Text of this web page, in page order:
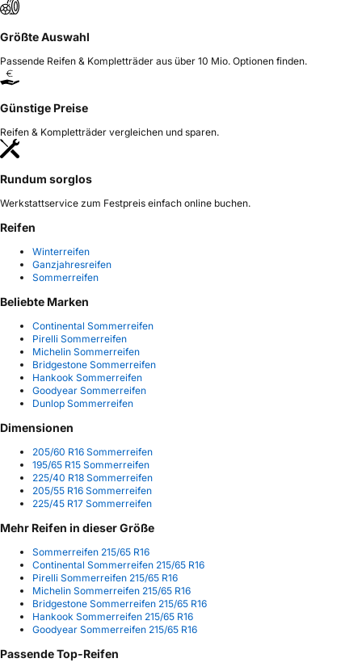
Größte Auswahl
Passende Reifen & Kompletträder aus über 10 Mio. Optionen finden.
Günstige Preise
Reifen & Kompletträder vergleichen und sparen.
Rundum sorglos
Werkstattservice zum Festpreis einfach online buchen.
Reifen
Winterreifen
Ganzjahresreifen
Sommerreifen
Beliebte Marken
Continental Sommerreifen
Pirelli Sommerreifen
Michelin Sommerreifen
Bridgestone Sommerreifen
Hankook Sommerreifen
Goodyear Sommerreifen
Dunlop Sommerreifen
Dimensionen
205/60 R16 Sommerreifen
195/65 R15 Sommerreifen
225/40 R18 Sommerreifen
205/55 R16 Sommerreifen
225/45 R17 Sommerreifen
Mehr Reifen in dieser Größe
Sommerreifen 215/65 R16
Continental Sommerreifen 215/65 R16
Pirelli Sommerreifen 215/65 R16
Michelin Sommerreifen 215/65 R16
Bridgestone Sommerreifen 215/65 R16
Hankook Sommerreifen 215/65 R16
Goodyear Sommerreifen 215/65 R16
Passende Top-Reifen